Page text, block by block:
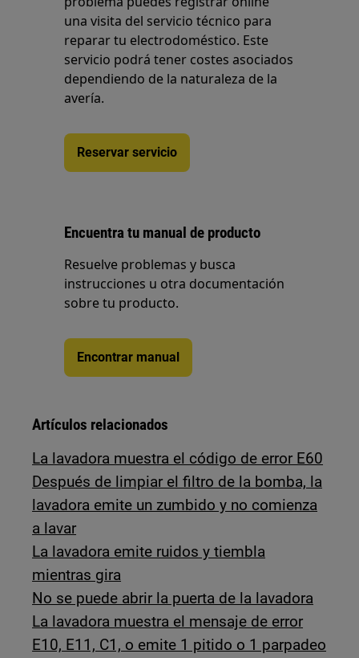
una visita del servicio técnico para
reparar tu electrodoméstico. Este
servicio podrá tener costes asociados
dependiendo de la naturaleza de la
avería.
Reservar servicio
Encuentra tu manual de producto
Resuelve problemas y busca
instrucciones u otra documentación
sobre tu producto.
Encontrar manual
Artículos relacionados
La lavadora muestra el código de error E60
Después de limpiar el filtro de la bomba, la
lavadora emite un zumbido y no comienza
a lavar
La lavadora emite ruidos y tiembla
mientras gira
No se puede abrir la puerta de la lavadora
La lavadora muestra el mensaje de error
E10, E11, C1, o emite 1 pitido o 1 parpadeo